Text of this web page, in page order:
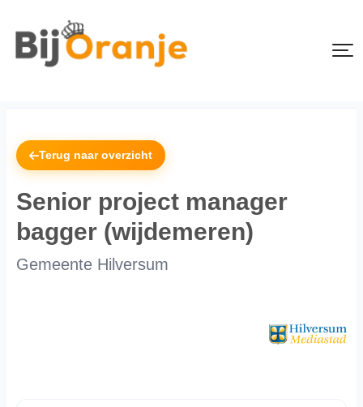
Terug naar overzicht
Senior project manager
bagger (wijdemeren)
Gemeente Hilversum